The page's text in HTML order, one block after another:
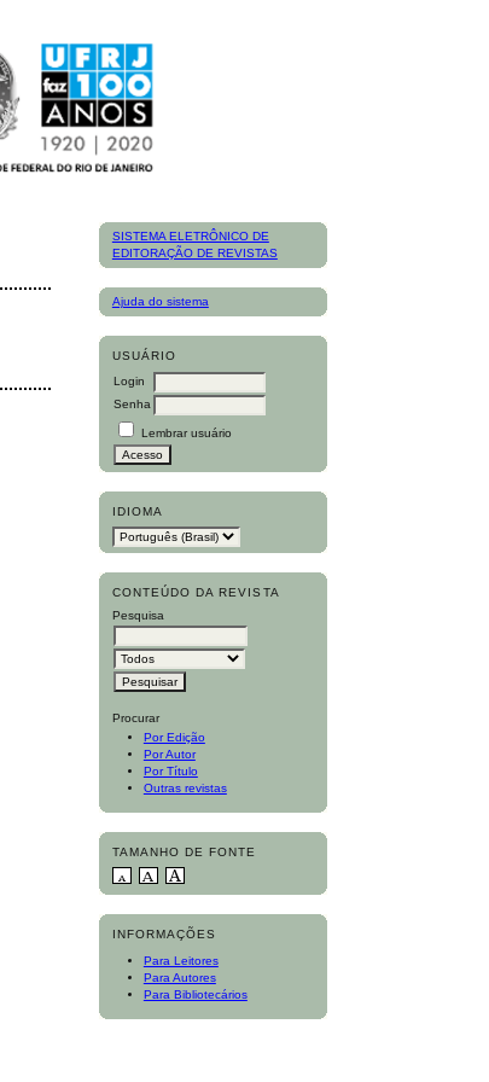
SISTEMA ELETRÔNICO DE
EDITORAÇÃO DE REVISTAS
Ajuda do sistema
USUÁRIO
Login
Senha
Lembrar usuário
IDIOMA
CONTEÚDO DA REVISTA
Pesquisa
Procurar
Por Edição
Por Autor
Por Título
Outras revistas
TAMANHO DE FONTE
INFORMAÇÕES
Para Leitores
Para Autores
Para Bibliotecários